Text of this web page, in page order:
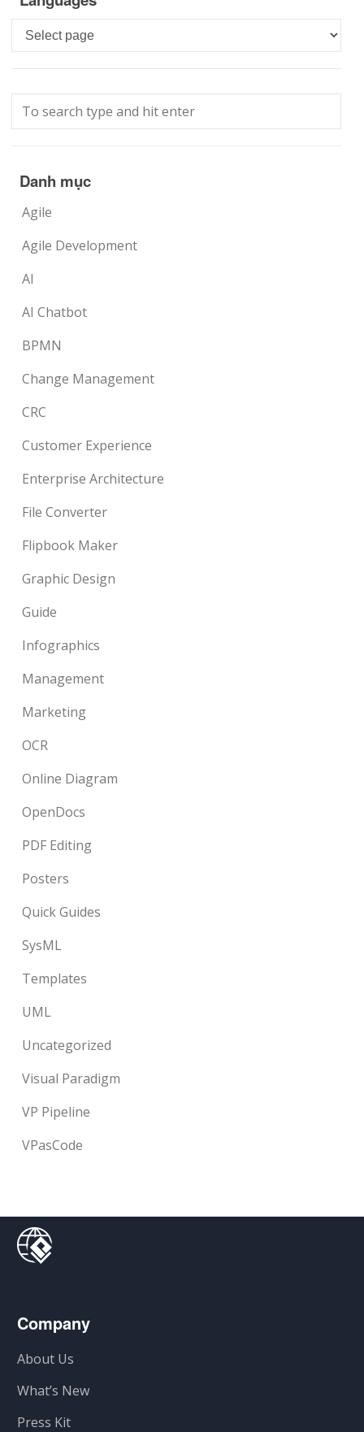
Languages
Danh mục
Agile
Agile Development
AI
AI Chatbot
BPMN
Change Management
CRC
Customer Experience
Enterprise Architecture
File Converter
Flipbook Maker
Graphic Design
Guide
Infographics
Management
Marketing
OCR
Online Diagram
OpenDocs
PDF Editing
Posters
Quick Guides
SysML
Templates
UML
Uncategorized
Visual Paradigm
VP Pipeline
VPasCode
Company
About Us
What’s New
Press Kit